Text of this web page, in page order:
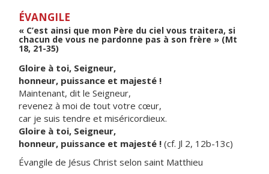
ÉVANGILE
« C’est ainsi que mon Père du ciel vous traitera, si
chacun de vous ne pardonne pas à son frère » (Mt
18, 21-35)
Gloire à toi, Seigneur,
honneur, puissance et majesté !
Maintenant, dit le Seigneur,
revenez à moi de tout votre cœur,
car je suis tendre et miséricordieux.
Gloire à toi, Seigneur,
honneur, puissance et majesté ! (cf. Jl 2, 12b-13c)
Évangile de Jésus Christ selon saint Matthieu